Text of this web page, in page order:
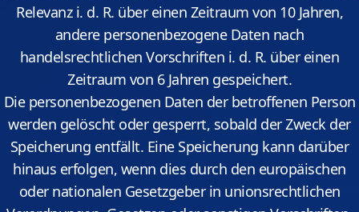
Relevanz i. d. R. über einen Zeitraum von 10 Jahren,
andere personenbezogene Daten nach
handelsrechtlichen Vorschriften i. d. R. über einen
Zeitraum von 6 Jahren gespeichert.
Die personenbezogenen Daten der betroffenen Person
werden gelöscht oder gesperrt, sobald der Zweck der
Speicherung entfällt. Eine Speicherung kann darüber
hinaus erfolgen, wenn dies durch den europäischen
oder nationalen Gesetzgeber in unionsrechtlichen